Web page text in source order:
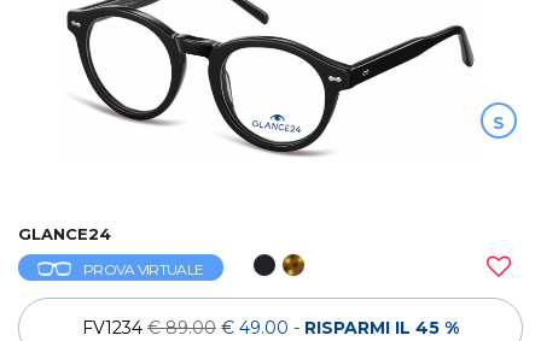
S
GLANCE24
PROVA VIRTUALE
FV1234 € 89.00 € 49.00 - RISPARMI IL 45 %